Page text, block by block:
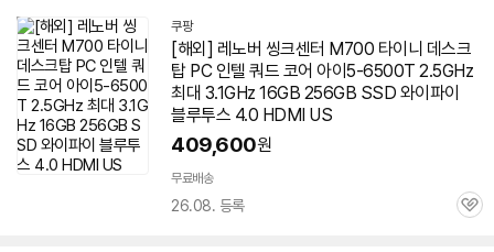
쿠팡
[해외] 레노버 씽크센터 M700 타이니 데스크
탑 PC 인텔 쿼드 코어 아이5-6500T 2.5GHz
최대 3.1GHz 16GB 256GB SSD 와이파이
블루투스 4.0 HDMI US
409,600원
무료배송
26.08. 등록
관